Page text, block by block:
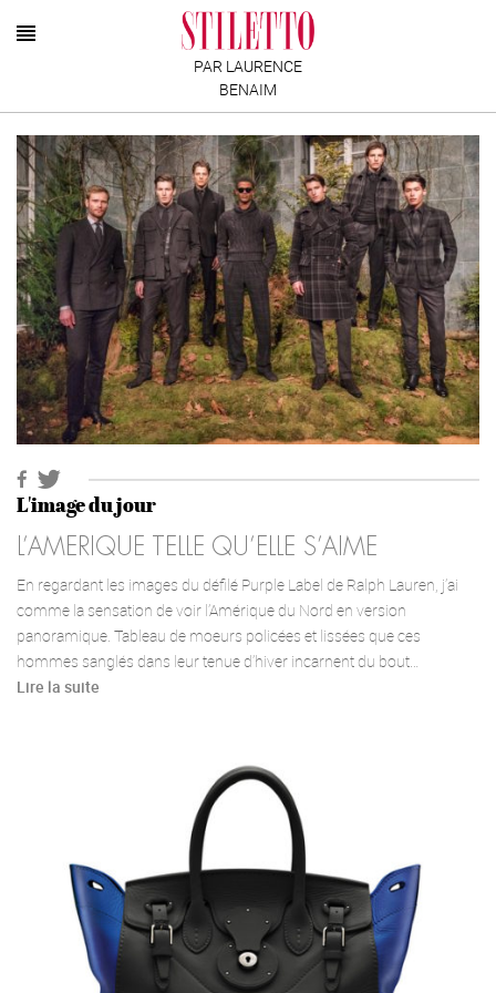
PAR LAURENCE
BENAIM
L'image du jour
L’AMERIQUE TELLE QU’ELLE S’AIME
En regardant les images du défilé Purple Label de Ralph Lauren, j’ai
comme la sensation de voir l’Amérique du Nord en version
panoramique. Tableau de moeurs policées et lissées que ces
hommes sanglés dans leur tenue d’hiver incarnent du bout…
Lire la suite